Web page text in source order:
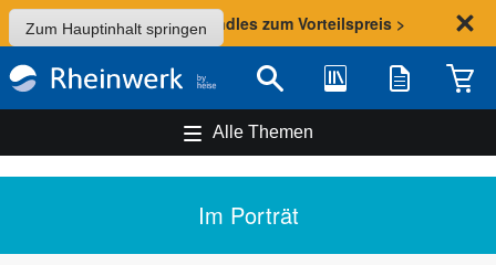
Zum Hauptinhalt springen
Sommer-Aktion: Bundles zum Vorteilspreis >
Suche Bibliothek Merkliste
Alle Themen
Im Porträt